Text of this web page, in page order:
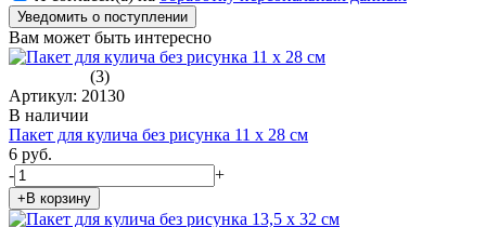
Уведомить о поступлении
Вам может быть интересно
(3)
Артикул: 20130
В наличии
Пакет для кулича без рисунка 11 х 28 см
6 руб.
-
+
+В корзину